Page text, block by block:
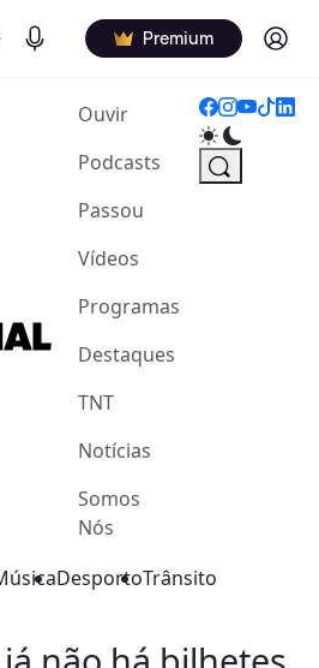
Podcasts Premium Log in
Ouvir(current)
Podcasts
Passou
Vídeos
Programas
Destaques
TNT
Notícias
Somos
Nós
DesportoTrânsito